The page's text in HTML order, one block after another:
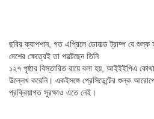
ছবির ক্যাপশান, গত এপ্রিলে ডোনাল্ড ট্রাম্প যে
দেশের ক্ষেত্রেই তা পাল্টেছেন তিনি
১২৭ পৃষ্ঠার বিস্তারিত রায়ে বলা হয়, আইইইপিএ
উল্লেখ করেনি। একইসঙ্গে প্রেসিডেন্টের শুল্ক
প্রক্রিয়াগত সুরক্ষাও এতে নেই।